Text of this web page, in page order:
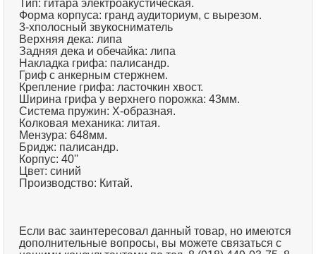
Тип: гитара электроакустическая.
Форма корпуса: гранд аудиториум, с вырезом.
3-хполосный звукосниматель
Верхняя дека: липа
Задняя дека и обечайка: липа
Накладка грифа: палисандр.
Гриф с анкерным стержнем.
Крепление грифа: ласточкин хвост.
Ширина грифа у верхнего порожка: 43мм.
Система пружин: X-образная.
Колковая механика: литая.
Мензура: 648мм.
Бридж: палисандр.
Корпус: 40''
Цвет: синий
Производство: Китай.
Если вас заинтересовал данный товар, но имеются
дополнительные вопросы, вы можете связаться с